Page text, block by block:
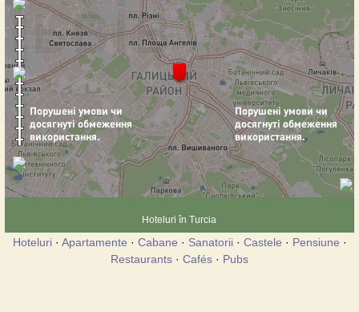
Hoteluri în Turcia
Hoteluri· Apartamente · Cabane · Sanatorii· Castele · Pensiune ·
Restaurants · Cafés · Pubs